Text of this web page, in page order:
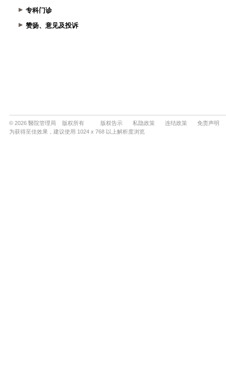
专科门诊
赞扬、意见及投诉
© 2026 醫院管理局 版权所有 版权告示 私隐政策 连结政策
免责声明
为获得至佳效果，建议使用 1024 x 768 以上解析度浏览